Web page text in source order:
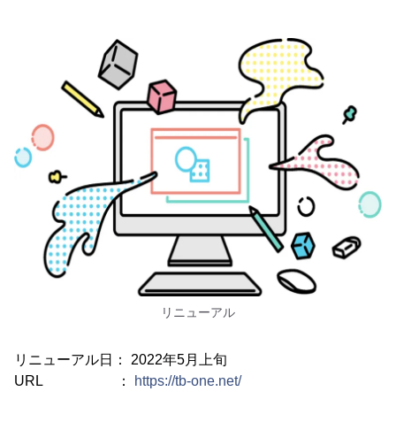
リニューアル
リニューアル日： 2022年5月上旬
URL ：
https://tb-one.net/